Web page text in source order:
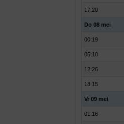
17:20
Do 08 mei
00:19
05:10
12:26
18:15
Vr 09 mei
01:16